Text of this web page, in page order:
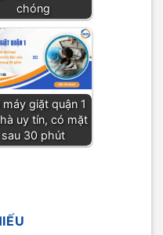
chóng
máy giặt quận 1
uy tín, có mặt
sau 30 phút